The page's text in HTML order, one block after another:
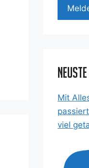
Mit
viel